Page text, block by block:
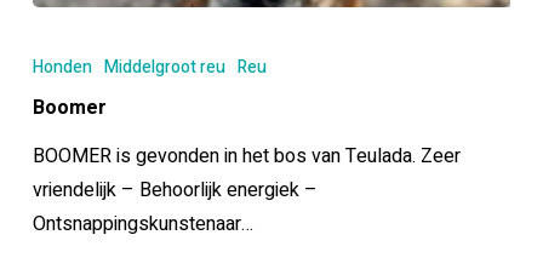
Honden Middelgroot reu Reu
Boomer
BOOMER is gevonden in het bos van Teulada. Zeer
vriendelijk – Behoorlijk energiek –
Ontsnappingskunstenaar…